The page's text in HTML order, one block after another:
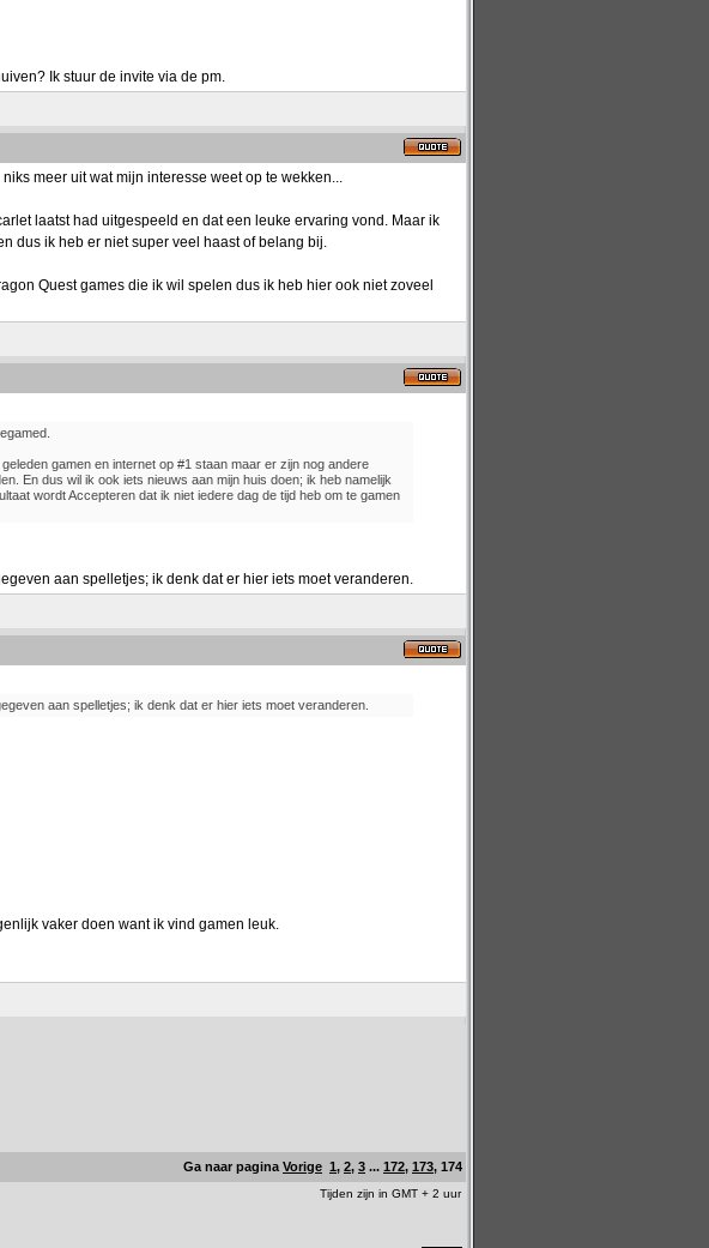
Ik stuur de invite via de pm.
meer uit wat mijn interesse weet op te wekken...
laatst had uitgespeeld en dat een leuke ervaring vond. Maar ik
dus ik heb er niet super veel haast of belang bij.
Quest games die ik wil spelen dus ik heb hier ook niet zoveel
gamen en internet op #1 staan maar er zijn nog andere
En dus wil ik ook iets nieuws aan mijn huis doen; ik heb namelijk
wordt Accepteren dat ik niet iedere dag de tijd heb om te gamen
aan spelletjes; ik denk dat er hier iets moet veranderen.
aan spelletjes; ik denk dat er hier iets moet veranderen.
vaker doen want ik vind gamen leuk.
Ga naar pagina Vorige 1, 2, 3 ... 172, 173, 174
Tijden zijn in GMT + 2 uur